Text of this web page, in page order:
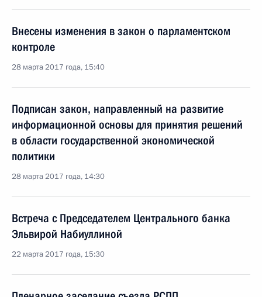
Внесены изменения в закон о парламентском
контроле
28 марта 2017 года, 15:40
Подписан закон, направленный на развитие
информационной основы для принятия решений
в области государственной экономической
политики
28 марта 2017 года, 14:30
Встреча с Председателем Центрального банка
Эльвирой Набиуллиной
22 марта 2017 года, 15:30